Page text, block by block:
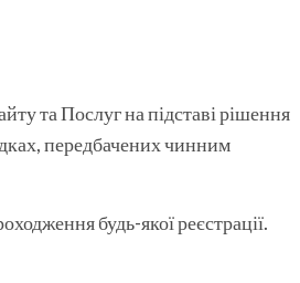
та Послуг на підставі рішення
передбачених чинним
будь-якої реєстрації.